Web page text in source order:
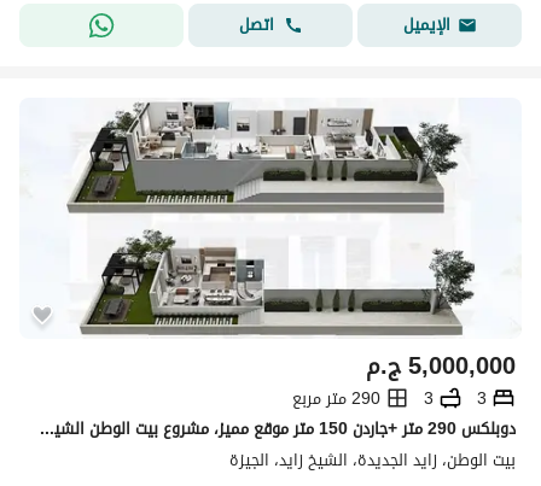
الإيميل
اتصل
ج.م5,000,000
3
3
290 متر مربع
دوبلكس 290 متر +جاردن 150 متر موقع مميز، مشروع بيت الوطن الشيخ زايد
بيت الوطن، زايد الجديدة، الشيخ زايد، الجيزة